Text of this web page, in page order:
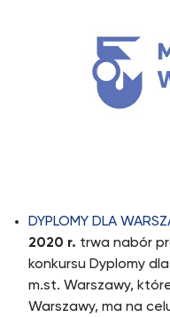
DYPLOMY DLA
2020 r. trwa nabór
konkursu Dyplomy
m.st. Warszawy,
Warszawy, ma na